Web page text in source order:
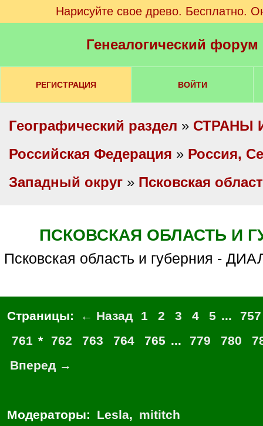
Нарисуйте свое древо. Бесплатно.
Генеалогический
РЕГИСТРАЦИЯ ВОЙТИ
Географический раздел » СТРАНЫ
Российская Федерация » Россия,
Западный округ » Псковская
ПСКОВСКАЯ ОБЛАСТЬ И
Псковская область и губерния -
Страницы: ← Назад 1 2 3 4 5 ...
757
761 * 762 763 764 765 ... 779 780
Вперед →
Модераторы: Lesla, mititch